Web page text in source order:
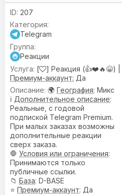
207
Telegram
Реакции
[
] Реакция (👍❤️🔥😁) |
Премиум-аккаунт: Да
🌍 География: Микс
ℹ️ Дополнительное описание:
Реальные, с годовой
подпиской Telegram Premium.
При малых заказах возможны
дополнительные реакции
сверх заказа.
🛑 Условия или ограничения:
Принимаются только
публичные ссылки.
📁 База: D-BASE
⭐ Премиум-аккаунт: Да